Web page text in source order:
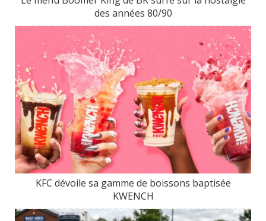
des années 80/90
KFC dévoile sa gamme de boissons baptisée
KWENCH